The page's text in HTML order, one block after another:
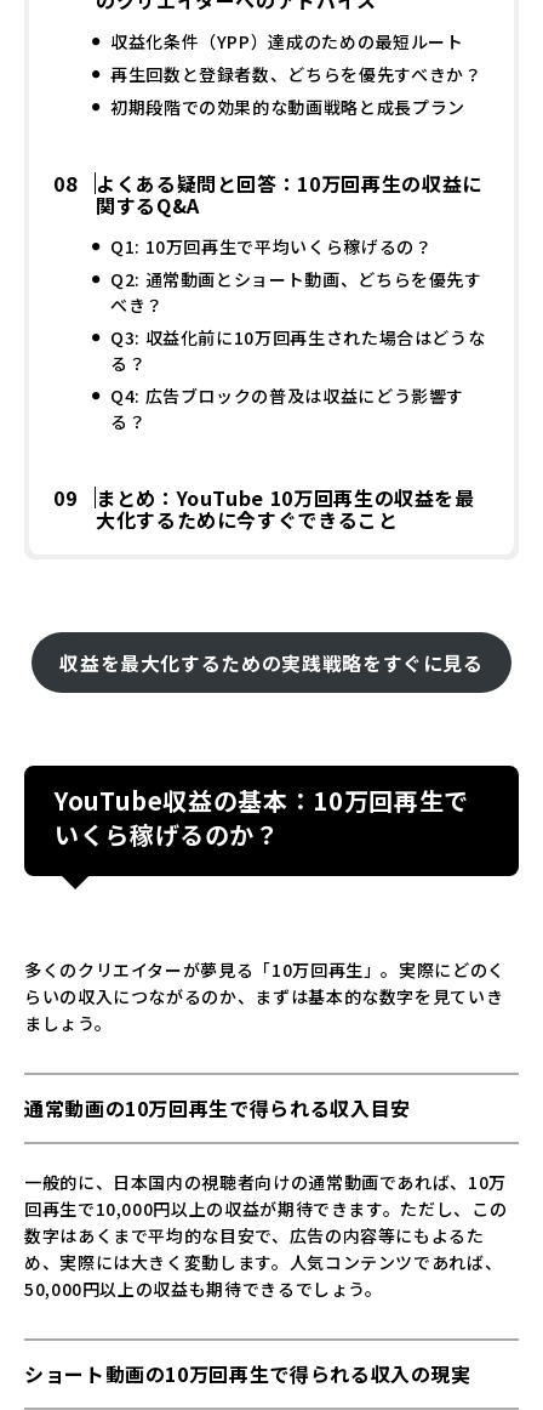
収益化条件（YPP）達成のための最短ルート
再生回数と登録者数、どちらを優先すべきか？
初期段階での効果的な動画戦略と成長プラン
よくある疑問と回答：10万回再生の収益に
関するQ&A
Q1: 10万回再生で平均いくら稼げるの？
Q2: 通常動画とショート動画、どちらを優先す
べき？
Q3: 収益化前に10万回再生された場合はどうな
る？
Q4: 広告ブロックの普及は収益にどう影響す
る？
まとめ：YouTube 10万回再生の収益を最
大化するために今すぐできること
収益を最大化するための実践戦略をすぐに見る
YouTube収益の基本：10万回再生で
いくら稼げるのか？
多くのクリエイターが夢見る「10万回再生」。実際にどのく
らいの収入につながるのか、まずは基本的な数字を見ていき
ましょう。
通常動画の10万回再生で得られる収入目安
一般的に、日本国内の視聴者向けの通常動画であれば、10万
回再生で10,000円以上の収益が期待できます。ただし、この
数字はあくまで平均的な目安で、広告の内容等にもよるた
め、実際には大きく変動します。人気コンテンツであれば、
50,000円以上の収益も期待できるでしょう。
ショート動画の10万回再生で得られる収入の現実